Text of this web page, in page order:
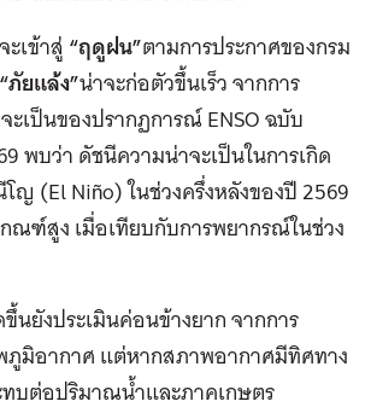
เข้าสู่“ฤดูฝน”ตามการประกาศของกรม
“ภัยแล้ง”น่าจะก่อตัวขึ้นเร็ว จากการ
เป็นของปรากฏการณ์ ENSO ฉบับ
พบว่า ดัชนีความน่าจะเป็นในการเกิด
ญ (El Niño) ในช่วงครึ่งหลังของปี 2569
ณฑ์สูง เมื่อเทียบกับการพยากรณ์ในช่วง
นยังประเมินค่อนข้างยาก จากการ
ภูมิอากาศ แต่หากสภาพอากาศมีทิศทาง
ทบต่อปริมาณน้ำและภาคเกษตร